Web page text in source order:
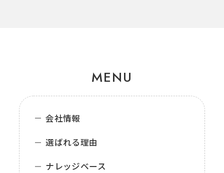
MENU
会社情報
選ばれる理由
ナレッジベース